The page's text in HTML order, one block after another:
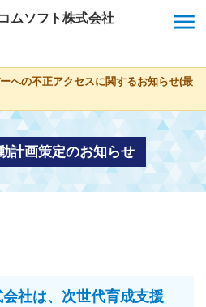
ムソフト株式会社
への不正アクセスに関するお知らせ(最
menu
計画策定のお知らせ
社は、次世代育成支援